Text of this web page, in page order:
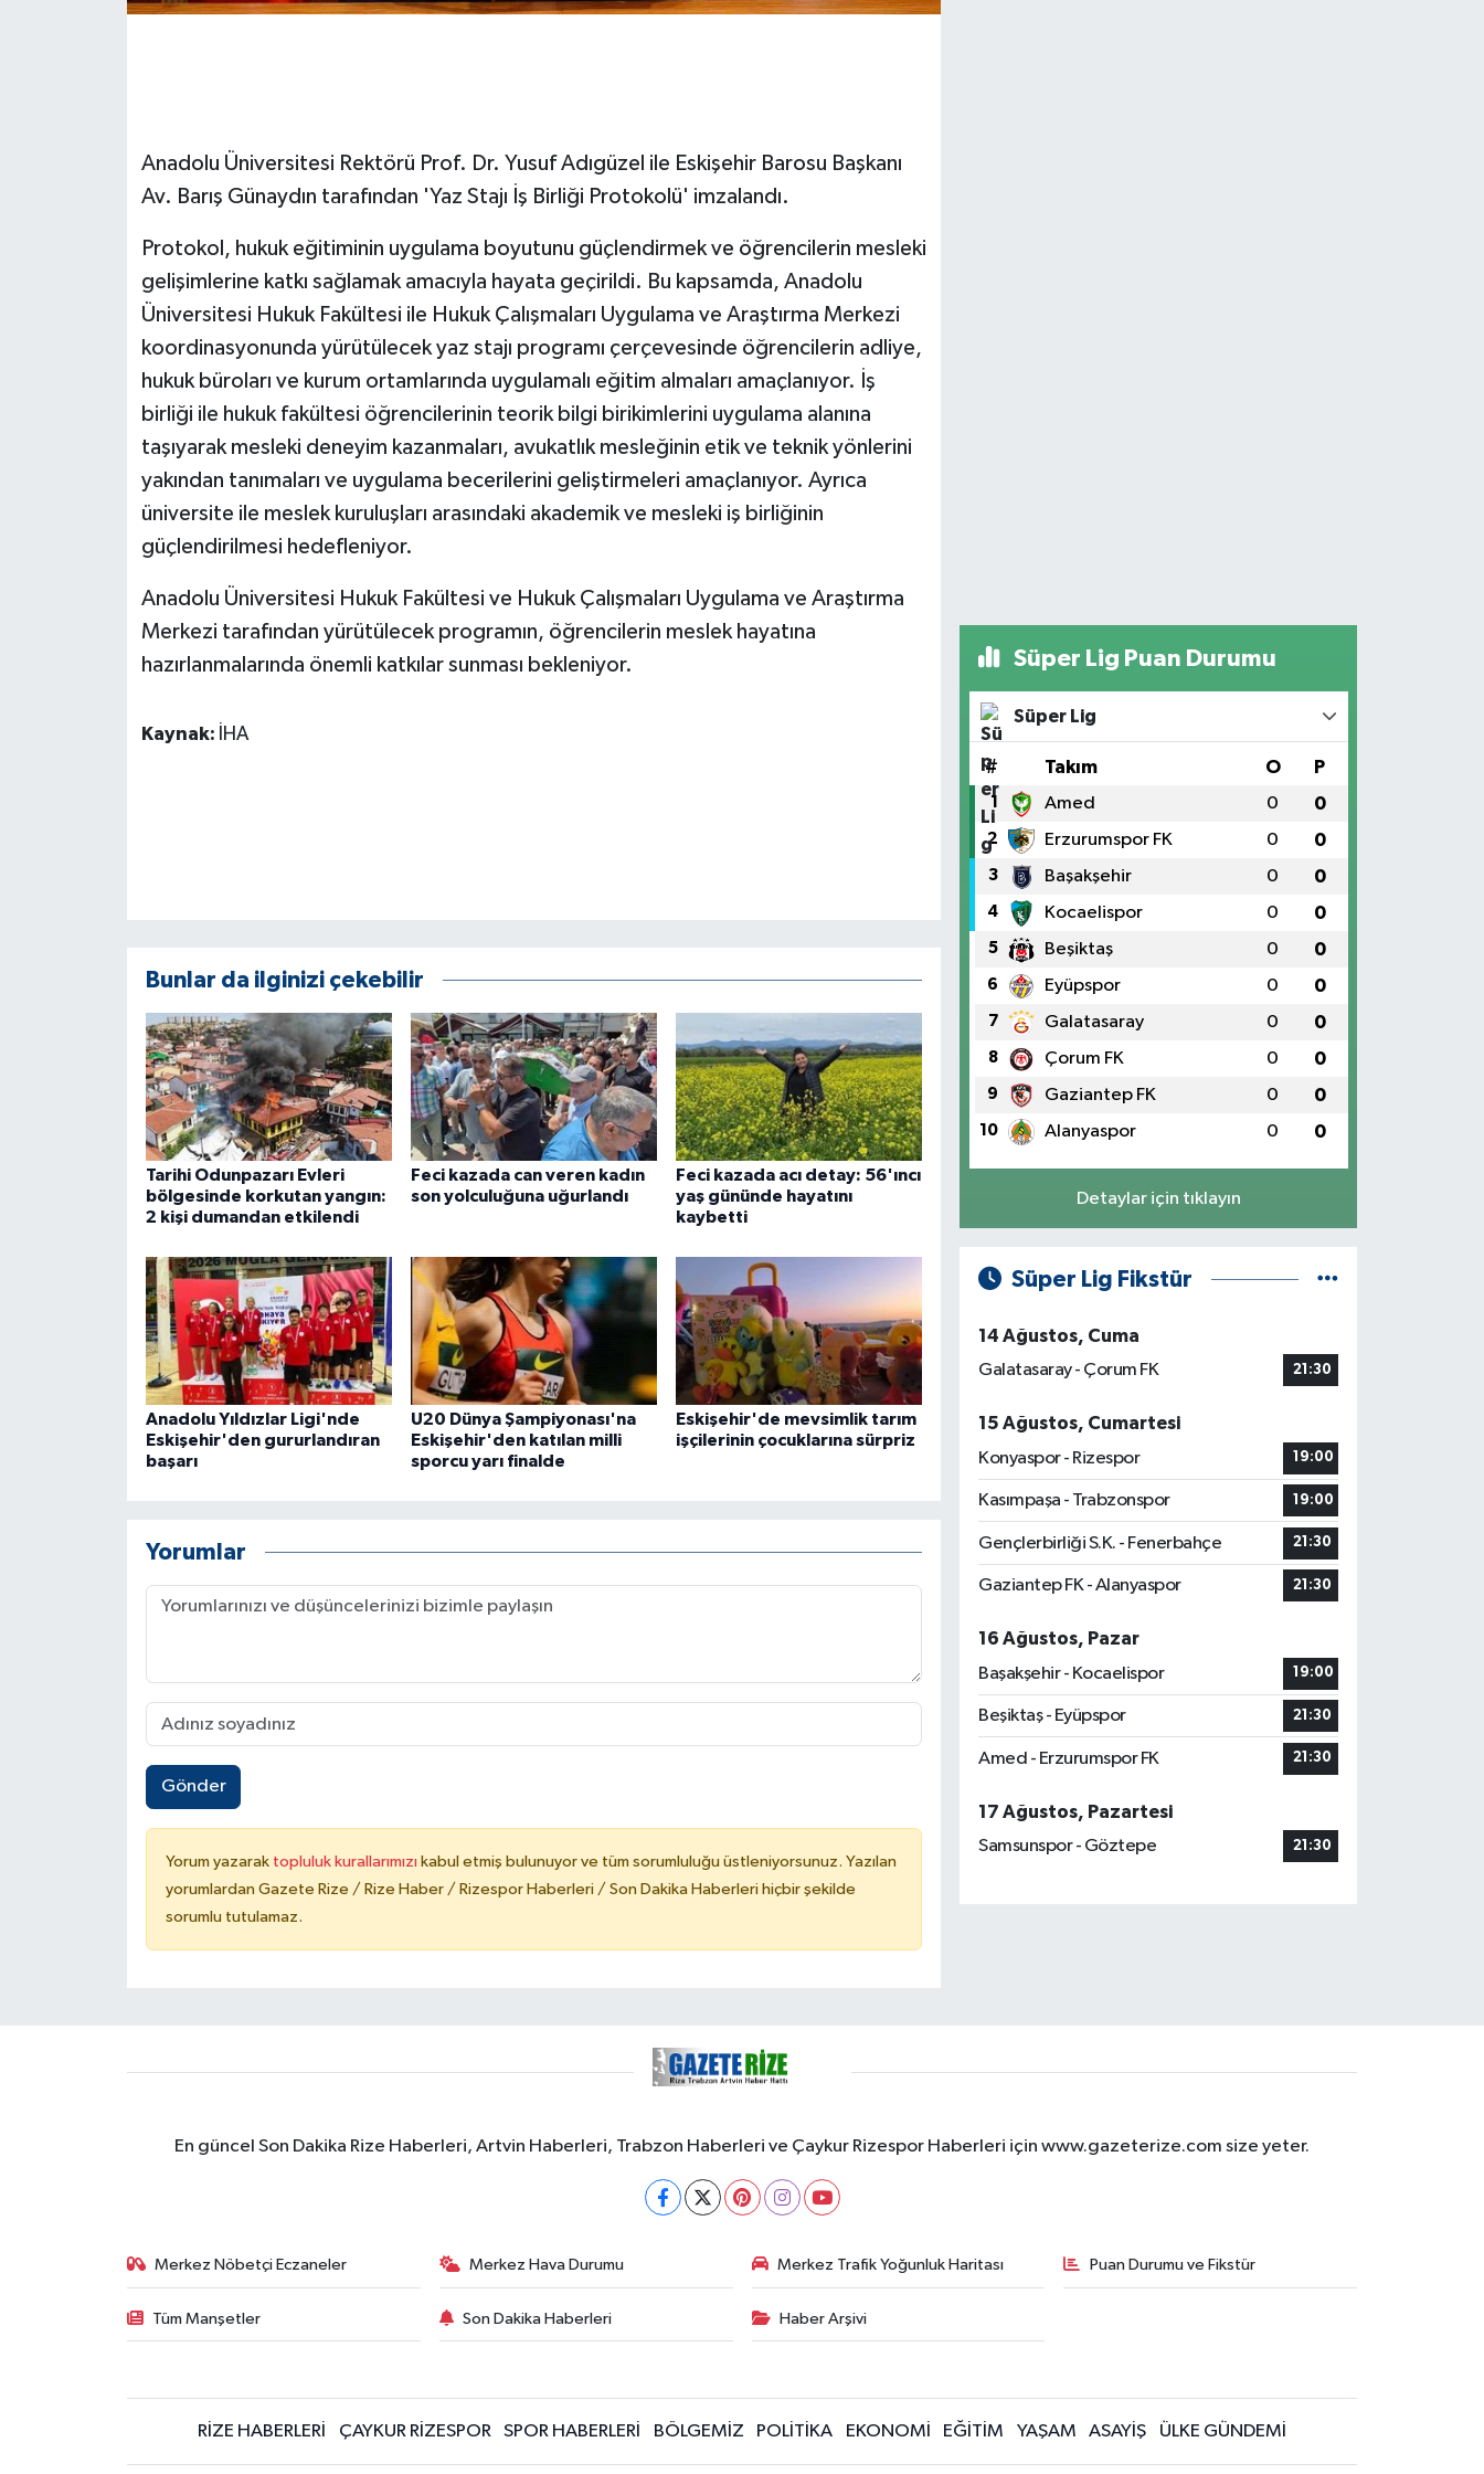
Anadolu Üniversitesi Rektörü Prof. Dr. Yusuf Adıgüzel ile Eskişehir Barosu Başkanı
Av. Barış Günaydın tarafından 'Yaz Stajı İş Birliği Protokolü' imzalandı.
Protokol, hukuk eğitiminin uygulama boyutunu güçlendirmek ve öğrencilerin mesleki
gelişimlerine katkı sağlamak amacıyla hayata geçirildi. Bu kapsamda, Anadolu
Üniversitesi Hukuk Fakültesi ile Hukuk Çalışmaları Uygulama ve Araştırma Merkezi
koordinasyonunda yürütülecek yaz stajı programı çerçevesinde öğrencilerin adliye,
hukuk büroları ve kurum ortamlarında uygulamalı eğitim almaları amaçlanıyor. İş
birliği ile hukuk fakültesi öğrencilerinin teorik bilgi birikimlerini uygulama alanına
taşıyarak mesleki deneyim kazanmaları, avukatlık mesleğinin etik ve teknik yönlerini
yakından tanımaları ve uygulama becerilerini geliştirmeleri amaçlanıyor. Ayrıca
üniversite ile meslek kuruluşları arasındaki akademik ve mesleki iş birliğinin
güçlendirilmesi hedefleniyor.
Anadolu Üniversitesi Hukuk Fakültesi ve Hukuk Çalışmaları Uygulama ve Araştırma
Merkezi tarafından yürütülecek programın, öğrencilerin meslek hayatına
hazırlanmalarında önemli katkılar sunması bekleniyor.
Kaynak: İHA
Bunlar da ilginizi çekebilir
Tarihi Odunpazarı Evleri
bölgesinde korkutan yangın:
2 kişi dumandan etkilendi
Feci kazada can veren kadın
son yolculuğuna uğurlandı
Feci kazada acı detay: 56'ıncı
yaş gününde hayatını
kaybetti
Anadolu Yıldızlar Ligi'nde
Eskişehir'den gururlandıran
başarı
U20 Dünya Şampiyonası'na
Eskişehir'den katılan milli
sporcu yarı finalde
Eskişehir'de mevsimlik tarım
işçilerinin çocuklarına sürpriz
Yorumlar
Gönder
Yorum yazarak topluluk kurallarımızı kabul etmiş bulunuyor ve tüm sorumluluğu üstleniyorsunuz. Yazılan
yorumlardan Gazete Rize / Rize Haber / Rizespor Haberleri / Son Dakika Haberleri hiçbir şekilde
sorumlu tutulamaz.
Süper Lig Puan Durumu
Süper Lig
# Takım O P
1 Amed 0 0
2 Erzurumspor FK 0 0
3 Başakşehir 0 0
4 Kocaelispor 0 0
5 Beşiktaş 0 0
6 Eyüpspor 0 0
7 Galatasaray 0 0
8 Çorum FK 0 0
9 Gaziantep FK 0 0
10 Alanyaspor 0 0
Detaylar için tıklayın
Süper Lig Fikstür
14 Ağustos, Cuma
Galatasaray - Çorum FK
21:30
15 Ağustos, Cumartesi
Konyaspor - Rizespor
19:00
Kasımpaşa - Trabzonspor 19:00
Gençlerbirliği S.K. - Fenerbahçe 21:30
Gaziantep FK - Alanyaspor 21:30
16 Ağustos, Pazar
Başakşehir - Kocaelispor
19:00
Beşiktaş - Eyüpspor 21:30
Amed - Erzurumspor FK 21:30
17 Ağustos, Pazartesi
Samsunspor - Göztepe
21:30
En güncel Son Dakika Rize Haberleri, Artvin Haberleri, Trabzon Haberleri ve Çaykur Rizespor Haberleri için www.gazeterize.com size yeter.
Merkez Nöbetçi Eczaneler Merkez Hava Durumu Merkez Trafik Yoğunluk Haritası Puan Durumu ve Fikstür
Tüm Manşetler Son Dakika Haberleri Haber Arşivi
RİZE HABERLERİ ÇAYKUR RİZESPOR SPOR HABERLERİ BÖLGEMİZ POLİTİKA EKONOMİ EĞİTİM YAŞAM ASAYİŞ ÜLKE GÜNDEMİ
Jandarma
KÜLTÜR SANAT
MAGAZİN
POLİTİKA
ÜLKE GÜNDEMİ
Yerel Haberler